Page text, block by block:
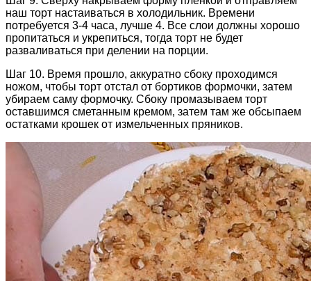
наш торт настаиваться в холодильник. Времени
потребуется 3-4 часа, лучше 4. Все слои должны хорошо
пропитаться и укрепиться, тогда торт не будет
разваливаться при делении на порции.
Шаг 10. Время прошло, аккуратно сбоку проходимся
ножом, чтобы торт отстал от бортиков формочки, затем
убираем саму формочку. Сбоку промазываем торт
оставшимся сметанным кремом, затем там же обсыпаем
остатками крошек от измельченных пряников.